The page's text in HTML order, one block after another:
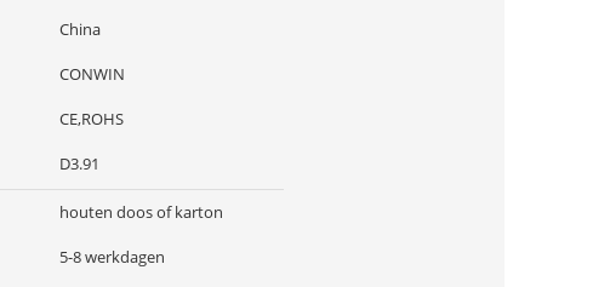
China
CONWIN
CE,ROHS
D3.91
houten doos of karton
5-8 werkdagen